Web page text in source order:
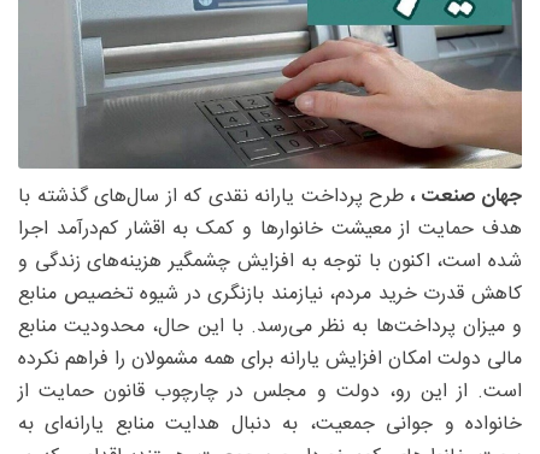
جهان صنعت ، طرح پرداخت یارانه نقدی که از سال‌های گذشته با
هدف حمایت از معیشت خانوارها و کمک به اقشار کم‌درآمد اجرا
شده است، اکنون با توجه به افزایش چشمگیر هزینه‌های زندگی و
کاهش قدرت خرید مردم، نیازمند بازنگری در شیوه تخصیص منابع
و میزان پرداخت‌ها به نظر می‌رسد. با این حال، محدودیت منابع
مالی دولت امکان افزایش یارانه برای همه مشمولان را فراهم نکرده
است. از این رو، دولت و مجلس در چارچوب قانون حمایت از
خانواده و جوانی جمعیت، به دنبال هدایت منابع یارانه‌ای به